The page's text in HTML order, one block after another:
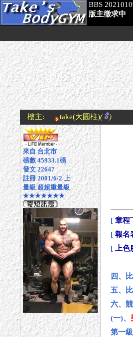
BBS
版主徵求中
樓主: take(大圓柱)( )
來自 台北市
磅數 45933.1磅
發文 22647
註冊 2001/6/2 上
量級 超超重量級
★★★★★★★
[章程
[報名
[
上
四、
五、
六、
(一)、
第一